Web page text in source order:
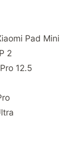
Pad Mini
2
12.5